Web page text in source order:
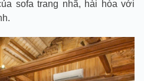
sofa trang nhã, hài hòa với